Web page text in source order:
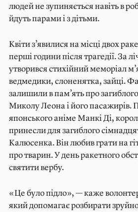
людей не зупиняється навіть в
йдуть парами і з дітьми.
Квіти з’явилися на місці двох
перші години після трагедії. За
утворився стихійний меморіал
ведмедики, слоненятка, зайці.
залишили в пам’ять про
Миколу Леона і його пасажирів.
японського аніме Манкі Ді,
принесли для загиблого
Калюсенка. Він любив грати на
про тварин. У день ракетного
святити вербу.
«Це було підло», — каже
який допомагає розбирати